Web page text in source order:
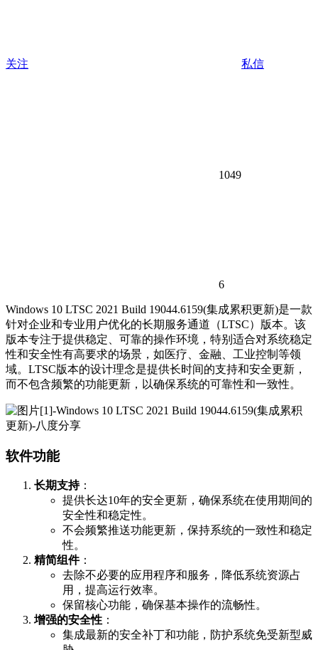
关注 私信
1049
6
Windows 10 LTSC 2021 Build 19044.6159(集成累积更新)是一款
针对企业和专业用户优化的长期服务通道（LTSC）版本。该
版本专注于提供稳定、可靠的操作环境，特别适合对系统稳定
性和安全性有高要求的场景，如医疗、金融、工业控制等领
域。LTSC版本的设计理念是提供长时间的支持和安全更新，
而不包含频繁的功能更新，以确保系统的可靠性和一致性。
软件功能
长期支持：
提供长达10年的安全更新，确保系统在使用期间的
安全性和稳定性。
不会频繁推送功能更新，保持系统的一致性和稳定
性。
精简组件：
去除不必要的应用程序和服务，降低系统资源占
用，提高运行效率。
保留核心功能，确保基本操作的流畅性。
增强的安全性 ：
集成最新的安全补丁和功能，防护系统免受新型威